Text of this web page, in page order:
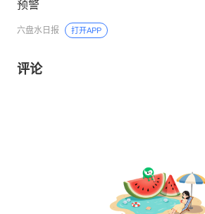
预警
六盘水日报 打开APP
评论